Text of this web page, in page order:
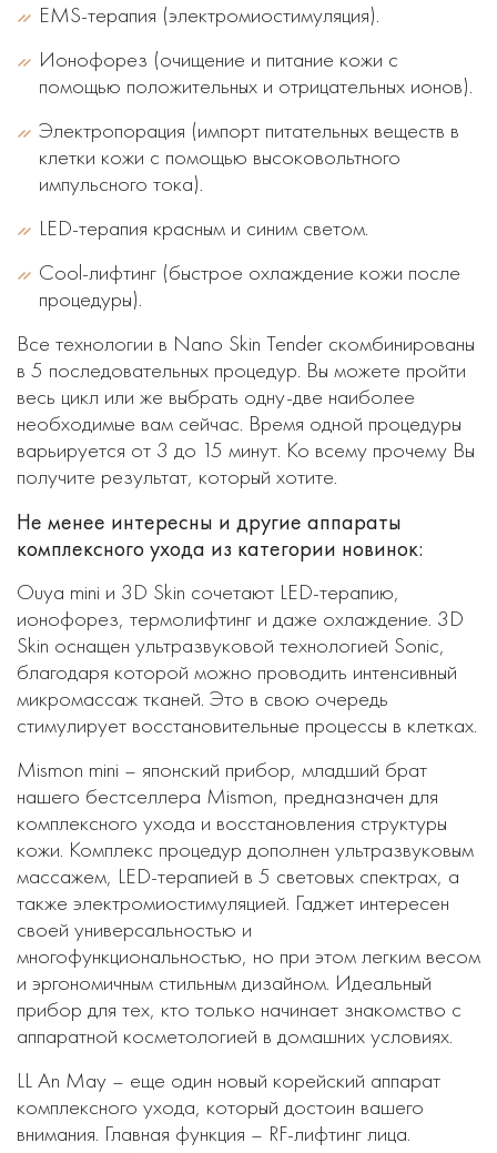
EMS-терапия (электромиостимуляция).
Ионофорез (очищение и питание кожи с
помощью положительных и отрицательных ионов).
Электропорация (импорт питательных веществ в
клетки кожи с помощью высоковольтного
импульсного тока).
LED-терапия красным и синим светом.
Cool-лифтинг (быстрое охлаждение кожи после
процедуры).
Все технологии в Nano Skin Tender скомбинированы
в 5 последовательных процедур. Вы можете пройти
весь цикл или же выбрать одну-две наиболее
необходимые вам сейчас. Время одной процедуры
варьируется от 3 до 15 минут. Ко всему прочему Вы
получите результат, который хотите.
Не менее интересны и другие аппараты
комплексного ухода из категории новинок:
Ouya mini и 3D Skin сочетают LED-терапию,
ионофорез, термолифтинг и даже охлаждение. 3D
Skin оснащен ультразвуковой технологией Soniс,
благодаря которой можно проводить интенсивный
микромассаж тканей. Это в свою очередь
стимулирует восстановительные процессы в клетках.
Mismon mini – японский прибор, младший брат
нашего бестселлера Mismon, предназначен для
комплексного ухода и восстановления структуры
кожи. Комплекс процедур дополнен ультразвуковым
массажем, LED-терапией в 5 световых спектрах, а
также электромиостимуляцией. Гаджет интересен
своей универсальностью и
многофункциональностью, но при этом легким весом
и эргономичным стильным дизайном. Идеальный
прибор для тех, кто только начинает знакомство с
аппаратной косметологией в домашних условиях.
LL An May – еще один новый корейский аппарат
комплексного ухода, который достоин вашего
внимания. Главная функция – RF-лифтинг лица.